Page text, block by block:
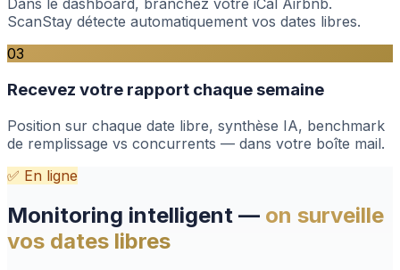
Dans le dashboard, branchez votre iCal Airbnb.
ScanStay détecte automatiquement vos dates libres.
03
Recevez votre rapport chaque semaine
Position sur chaque date libre, synthèse IA, benchmark
de remplissage vs concurrents — dans votre boîte mail.
✅ En ligne
Monitoring intelligent — on surveille
vos dates libres